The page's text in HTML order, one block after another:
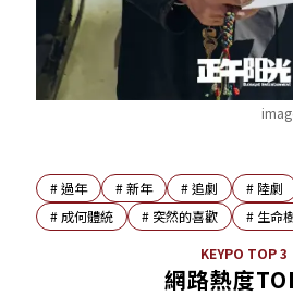
#過年 #新年 #追劇 # 陸劇
# 成何體統 # 突然的喜歡 # 生命
KEYPO TOP 3
網路熱度